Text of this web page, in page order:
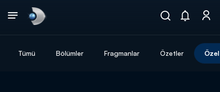
Tümü Bölümler Fragmanlar Özetler